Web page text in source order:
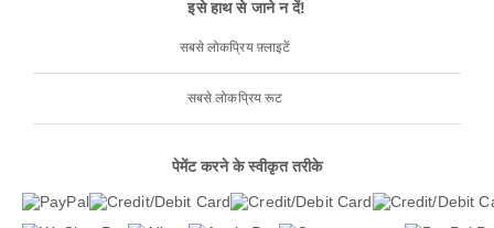
इसे हाथ से जाने न दें!
सबसे लोकप्रिय फ़्लाइटें
सबसे लोकप्रिय रूट
पेमेंट करने के स्वीकृत तरीके